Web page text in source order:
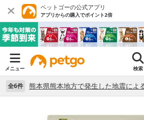
ペットゴーの公式アプリ
アプリからの購入でポイント2倍
メニュー 検索
全6件